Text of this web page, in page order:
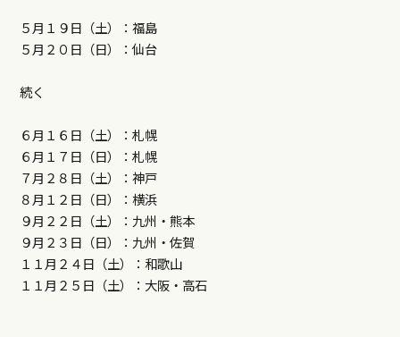
５月１９日（土）：福島
５月２０日（日）：仙台
続く
６月１６日（土）：札幌
６月１７日（日）：札幌
７月２８日（土）：神戸
８月１２日（日）：横浜
９月２２日（土）：九州・熊本
９月２３日（日）：九州・佐賀
１１月２４日（土）：和歌山
１１月２５日（土）：大阪・高石